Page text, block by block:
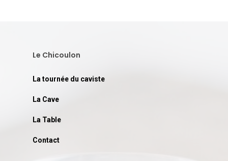
Le Chicoulon
La tournée du caviste
La Cave
La Table
Contact